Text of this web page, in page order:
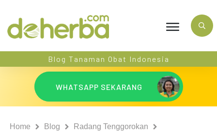
Blog Tanaman Obat Indonesia
WHATSAPP SEKARANG
Home Blog
Radang Tenggorokan